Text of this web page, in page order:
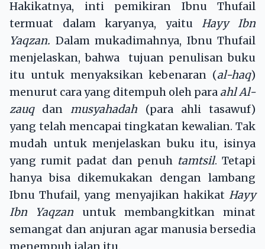
Hakikatnya, inti pemikiran Ibnu Thufail
termuat dalam karyanya, yaituHayy Ibn
Yaqzan. Dalam mukadimahnya, Ibnu Thufail
menjelaskan, bahwa tujuan penulisan buku
itu untuk menyaksikan kebenaran (al-haq)
menurut cara yang ditempuh oleh para ahl Al-
zauqdan musyahadah (para ahli tasawuf)
yang telah mencapai tingkatan kewalian. Tak
mudah untuk menjelaskan buku itu, isinya
yang rumit padat dan penuh tamtsil. Tetapi
hanya bisa dikemukakan dengan lambang
Ibnu Thufail, yang menyajikan hakikat Hayy
Ibn Yaqzan untuk membangkitkan minat
semangat dan anjuran agar manusia bersedia